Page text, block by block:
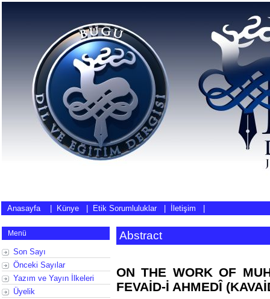
Anasayfa| Künye Etik Sorumluluklar İletişim
Menü
Son Sayı
Önceki Sayılar
Yazım ve Yayın İlkeleri
Üyelik
Abstract
ON THE WORK OF
FEVAİD-İ AHMEDÎ